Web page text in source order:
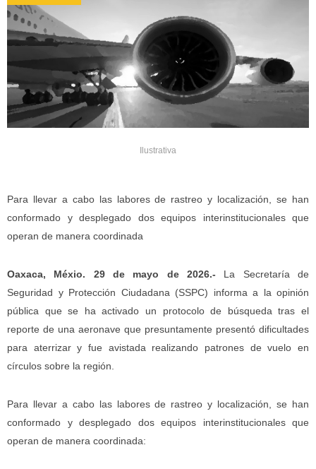
Ilustrativa
Para llevar a cabo las labores de rastreo y localización, se han
conformado y desplegado dos equipos interinstitucionales que
operan de manera coordinada
Oaxaca, Méxio. 29 de mayo de 2026.- La Secretaría de
Seguridad y Protección Ciudadana (SSPC) informa a la opinión
pública que se ha activado un protocolo de búsqueda tras el
reporte de una aeronave que presuntamente presentó dificultades
para aterrizar y fue avistada realizando patrones de vuelo en
círculos sobre la región.
Para llevar a cabo las labores de rastreo y localización, se han
conformado y desplegado dos equipos interinstitucionales que
operan de manera coordinada: